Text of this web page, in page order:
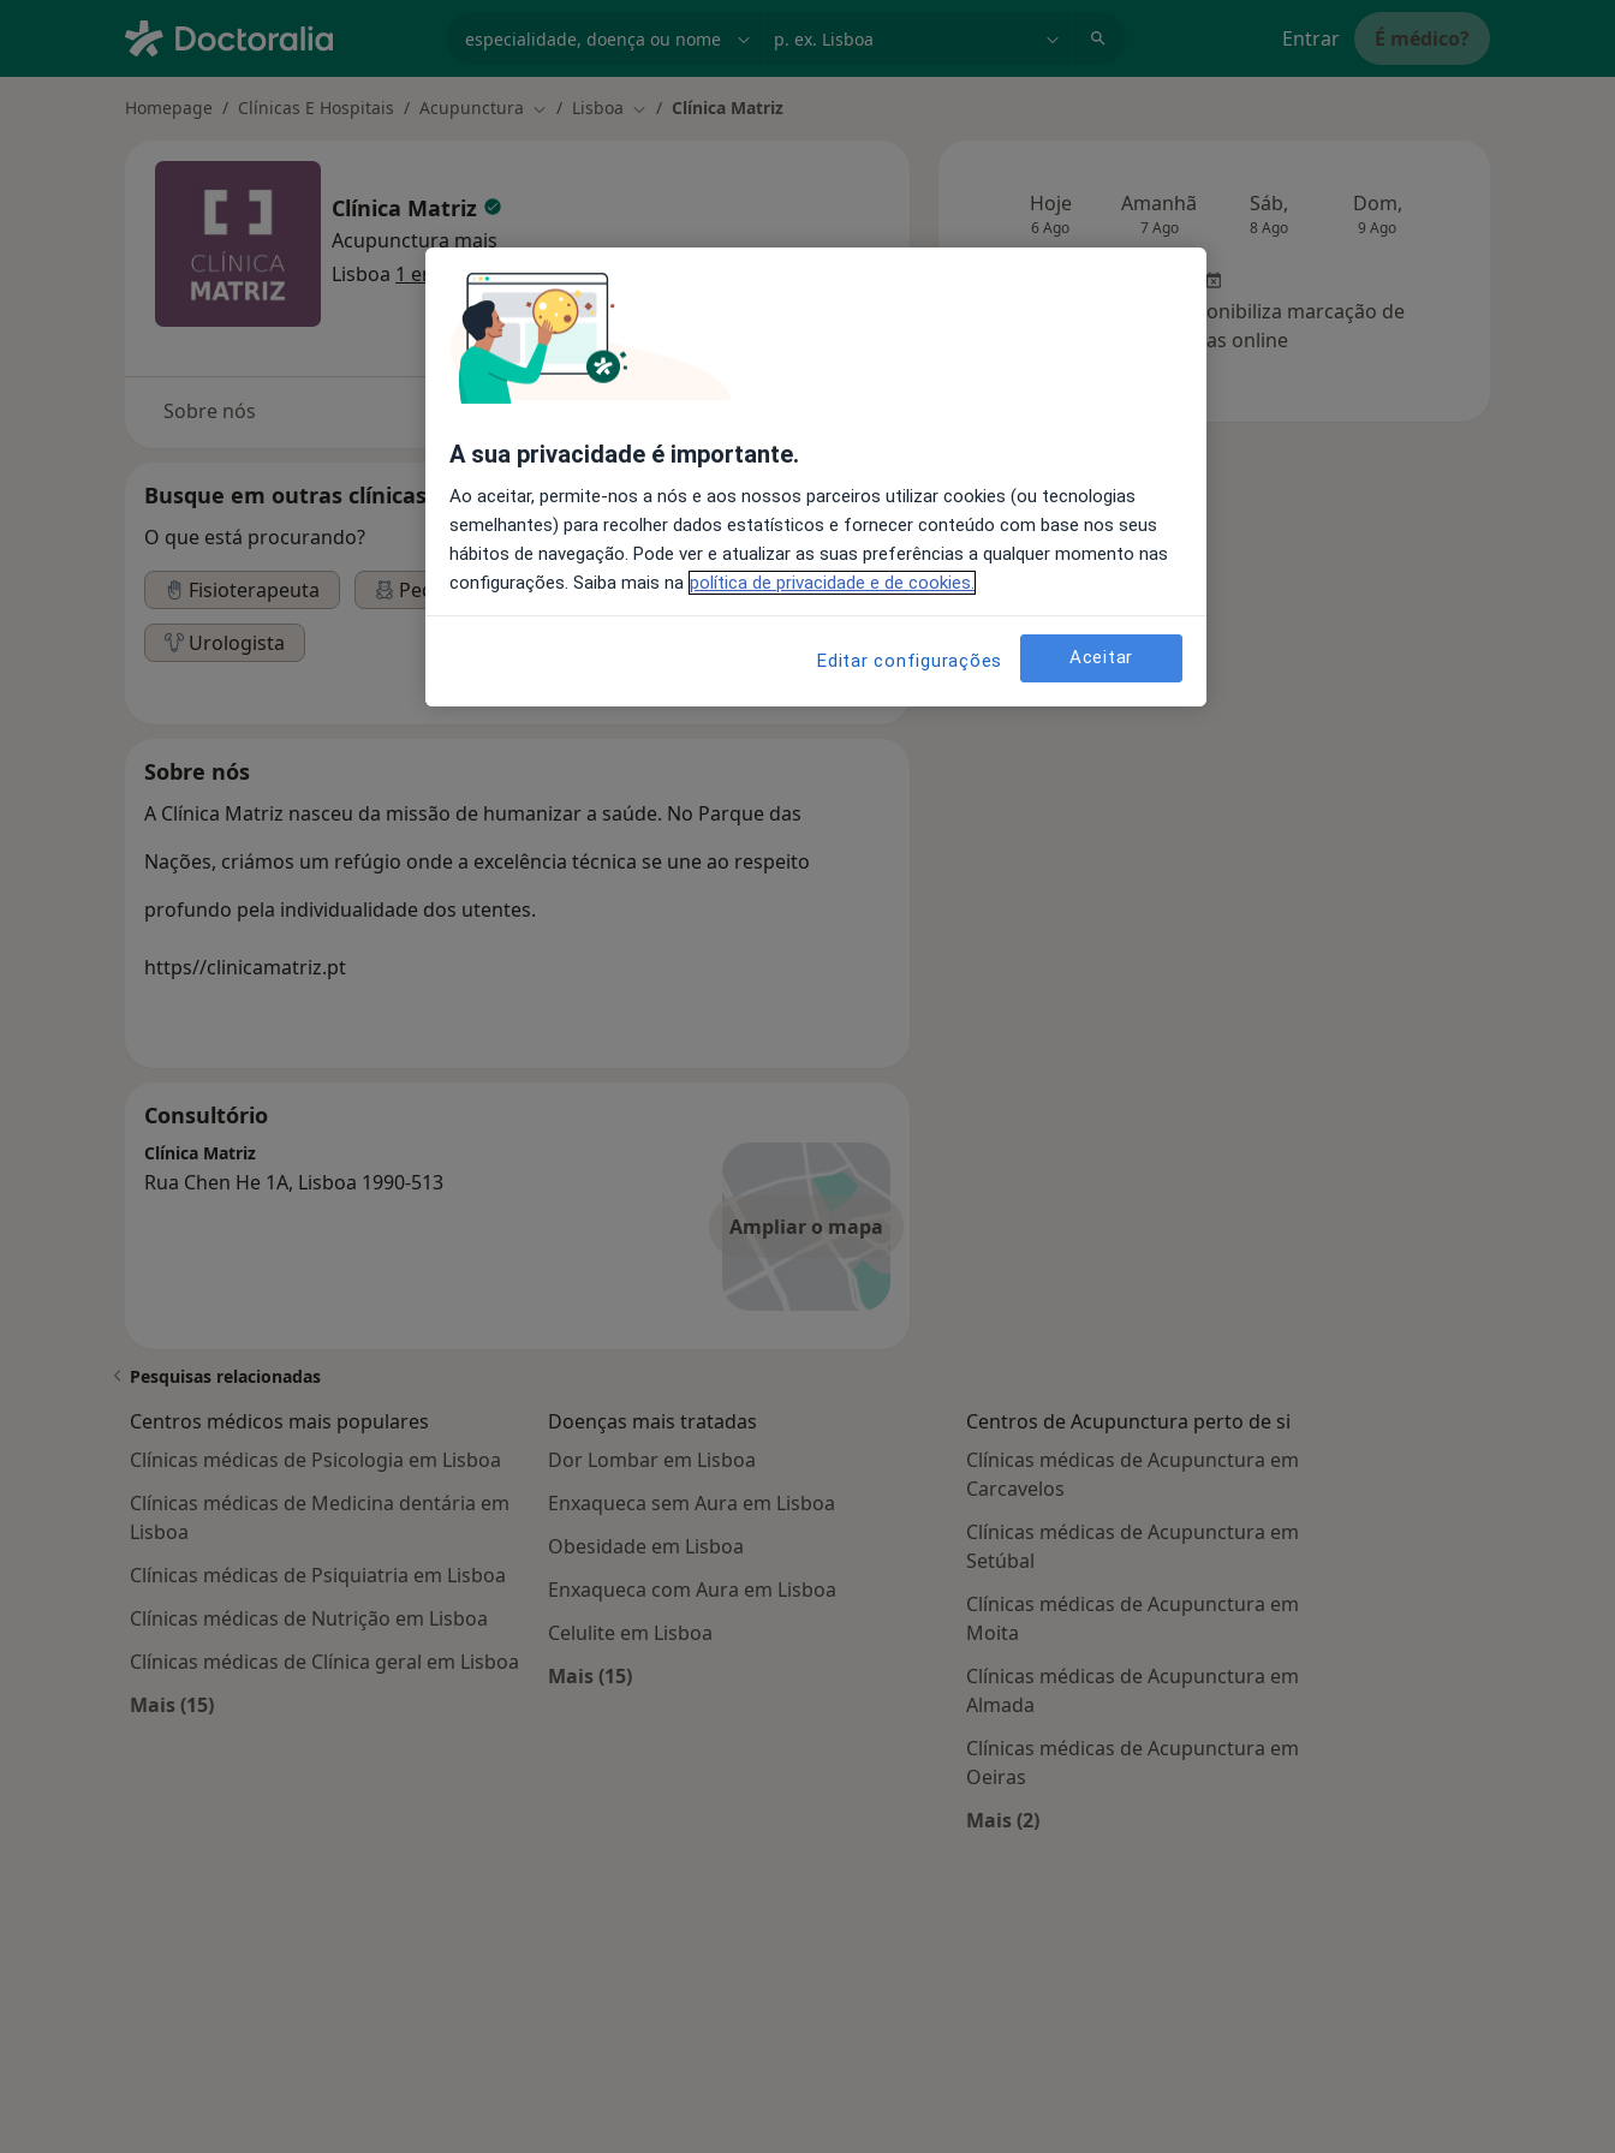
Entrar É médico?
Homepage Clínicas E Hospitais Acupunctura Mudar de cidade
Lisboa Mudar de cidade
Clínica Matriz
Clínica Matriz
Acupunctura mais
Lisboa 1 endereço
Sobre nós
Busque em outras clínicas
O que está procurando?
Fisioterapeuta
Pediatra Psicólogo
Psiquiatra
Urologista
Sobre nós
A Clínica Matriz nasceu da missão de humanizar a saúde. No Parque das
Nações, criámos um refúgio onde a excelência técnica se une ao respeito
profundo pela individualidade dos utentes.
https//clinicamatriz.pt
Consultório
Ampliar o mapa
Clínica Matriz
Rua Chen He 1A, Lisboa 1990-513
Hoje
6 Ago
Amanhã
7 Ago
Sáb,
8 Ago
Dom,
9 Ago
Esta clínica não disponibiliza marcação de
consultas online
Pesquisas relacionadas
Centros médicos mais populares
Clínicas médicas de Psicologia em Lisboa
Clínicas médicas de Medicina dentária em
Lisboa
Clínicas médicas de Psiquiatria em Lisboa
Clínicas médicas de Nutrição em Lisboa
Clínicas médicas de Clínica geral em Lisboa
Mais (15)
Doenças mais tratadas
Dor Lombar em Lisboa
Enxaqueca sem Aura em Lisboa
Obesidade em Lisboa
Enxaqueca com Aura em Lisboa
Celulite em Lisboa
Mais (15)
Mais na categoria: Doenças mais tratadas
Centros de Acupunctura perto de si
Clínicas médicas de Acupunctura em
Carcavelos
Clínicas médicas de Acupunctura em
Setúbal
Clínicas médicas de Acupunctura em
Moita
Clínicas médicas de Acupunctura em
Almada
Clínicas médicas de Acupunctura em
Oeiras
Mais (2)
A sua privacidade é importante.
Ao aceitar, permite-nos a nós e aos nossos parceiros utilizar cookies (ou tecnologias
semelhantes) para recolher dados estatísticos e fornecer conteúdo com base nos seus
hábitos de navegação. Pode ver e atualizar as suas preferências a qualquer momento nas
configurações. Saiba mais na política de privacidade e de cookies.
Editar configurações Aceitar